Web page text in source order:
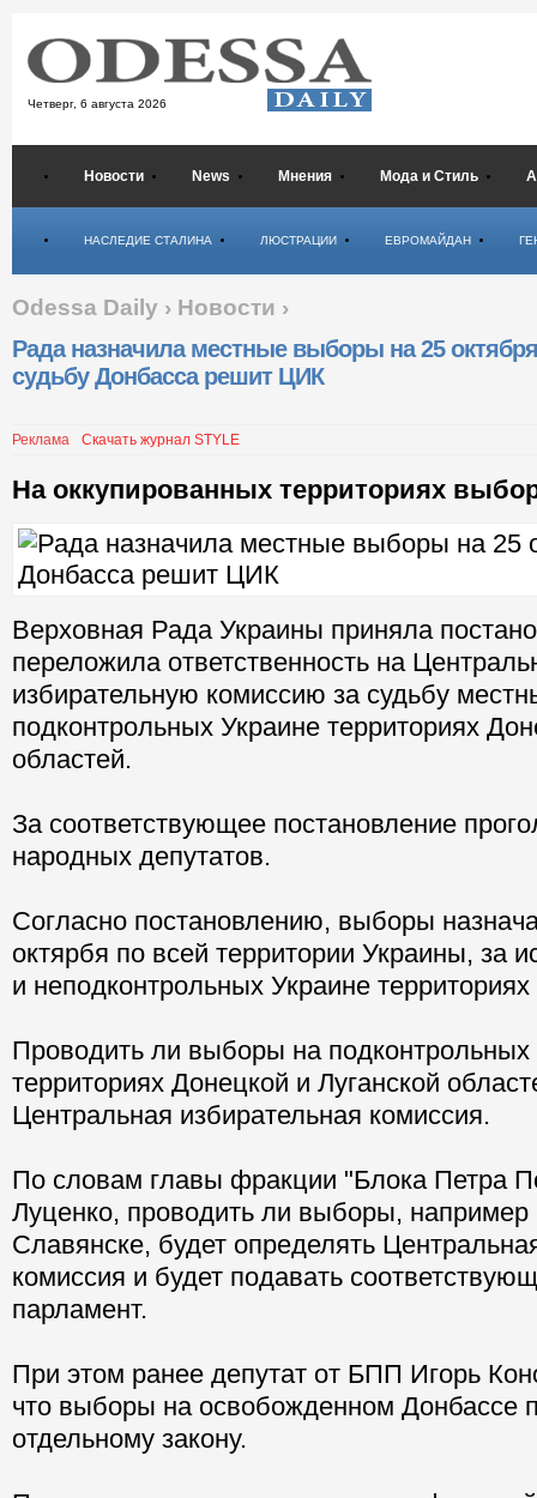
Четверг, 6 августа 2026
Новости News Мнения Мода и Стиль
НАСЛЕДИЕ СТАЛИНА ЛЮСТРАЦИИ ЕВРОМАЙДАН
Odessa Daily › Новости ›
Рада назначила местные выборы на 25
судьбу Донбасса решит ЦИК
Реклама Скачать журнал STYLE
На оккупированных территориях
Верховная Рада Украины приняла
переложила ответственность на
избирательную комиссию за судьбу
подконтрольных Украине территориях
областей.
За соответствующее постановление
народных депутатов.
Согласно постановлению, выборы
октярбя по всей территории Украины, за
и неподконтрольных Украине
Проводить ли выборы на подконтрольных
территориях Донецкой и Луганской
Центральная избирательная комиссия.
По словам главы фракции "Блока Петра
Луценко, проводить ли выборы,
Славянске, будет определять
комиссия и будет подавать
парламент.
При этом ранее депутат от БПП Игорь
что выборы на освобожденном Донбассе
отдельному закону.